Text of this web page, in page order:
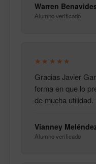
Warren
Alumno verificado
★★★★★
Gracias Javier
forma en que lo
de mucha utilidad.
Vianney
Alumno verificado